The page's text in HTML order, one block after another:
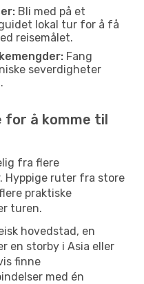
Bli med på et
lokal tur for å få
reisemålet.
Fang
severdigheter
for å komme til
fra flere
Hyppige ruter fra store
praktiske
turen.
hovedstad, en
en storby i Asia eller
finne
med én